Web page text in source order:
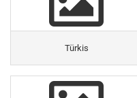
Türkis